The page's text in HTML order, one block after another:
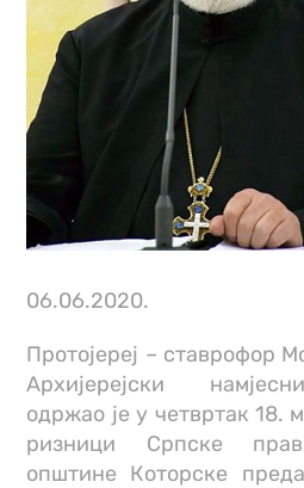
06.06.2020.
Протојереј – ставрофор
Архијерејски
одржао је у четвртак 18.
ризници Српске
општине Которске